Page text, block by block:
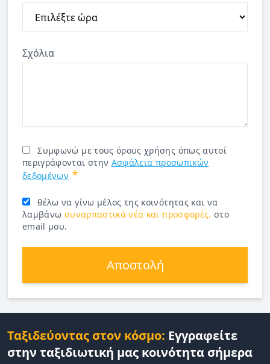
Σχόλια
Συμφωνώ με τους όρους χρήσης όπως αυτοί
περιγράφονται στην Ασφάλεια προσωπικών
δεδομένων *
θέλω να γίνω μέλος της κοινότητας και να
λαμβάνω συναρπαστικά νέα και προσφορές. στο
email μου.
Αποστολή
Ταξιδεύοντας στον κόσμο: Εγγραφείτε
στην ταξιδιωτική μας κοινότητα σήμερα